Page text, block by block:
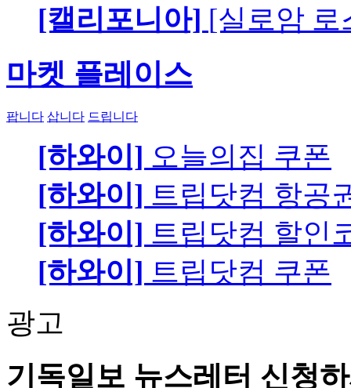
[캘리포니아] [실로암 로
마켓 플레이스
팝니다 삽니다 드립니다
[하와이] 오늘의집 쿠폰
[하와이] 트립닷컴 항공
[하와이] 트립닷컴 할인
[하와이] 트립닷컴 쿠폰
광고
기독일보 뉴스레터 신청